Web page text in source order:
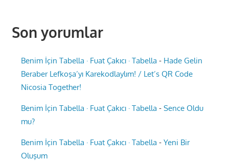
Son yorumlar
Benim İçin Tabella · Fuat Çakıcı · Tabella - Hade Gelin
Beraber Lefkoşa’yı Karekodlaylım! / Let’s QR Code
Nicosia Together!
Benim İçin Tabella · Fuat Çakıcı · Tabella -Sence Oldu
mu?
Benim İçin Tabella · Fuat Çakıcı · Tabella -Yeni Bir
Oluşum